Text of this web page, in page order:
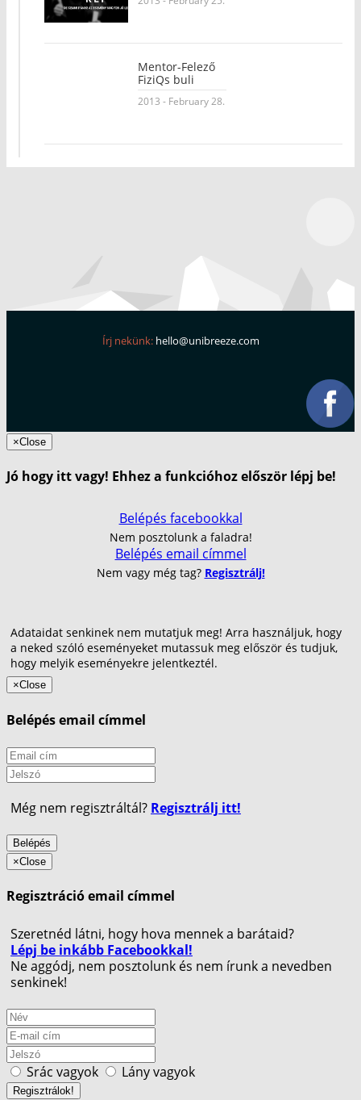
Mentor-Felező
FiziQs buli
2013 - February 28.
Írj nekünk: hello@unibreeze.com
×Close
Jó hogy itt vagy! Ehhez a funkcióhoz először lépj be!
Belépés facebookkal
Nem posztolunk a faladra!
Belépés email címmel
Nem vagy még tag? Regisztrálj!
Adataidat senkinek nem mutatjuk meg! Arra használjuk, hogy
a neked szóló eseményeket mutassuk meg először és tudjuk,
hogy melyik eseményekre jelentkeztél.
×Close
Belépés email címmel
Még nem regisztráltál? Regisztrálj itt!
Belépés
×Close
Regisztráció email címmel
Szeretnéd látni, hogy hova mennek a barátaid?
Lépj be inkább Facebookkal!
Ne aggódj, nem posztolunk és nem írunk a nevedben
senkinek!
Srác vagyok Lány vagyok
Regisztrálok!